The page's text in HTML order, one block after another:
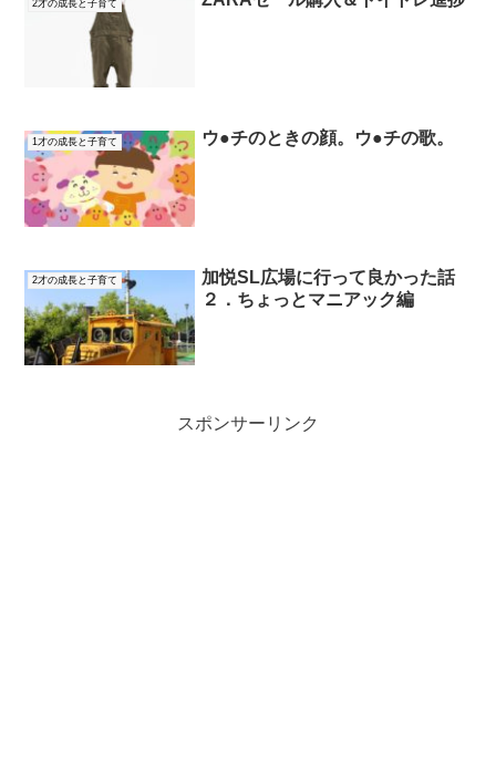
2才の成長と子育て
1才の成長と子育て ウ●チのときの顔。ウ●チの歌。
2才の成長と子育て
加悦SL広場に行って良かった話
２．ちょっとマニアック編
スポンサーリンク